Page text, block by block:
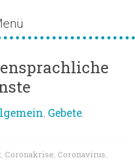
, Gebete,
, Coronakrise, Coronavirus,